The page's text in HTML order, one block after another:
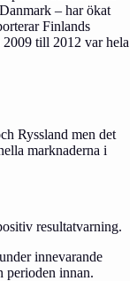
– har ökat
Finlands
till 2012 var hela
Ryssland men det
marknaderna i
resultatvarning.
innevarande
perioden innan.